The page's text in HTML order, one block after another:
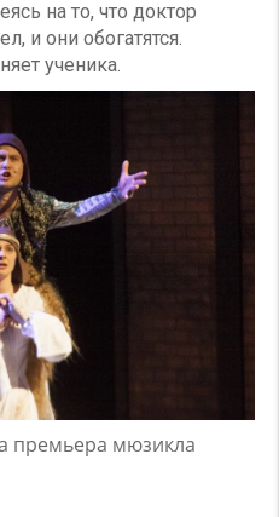
на то, что доктор
и они обогатятся.
ученика.
премьера мюзикла